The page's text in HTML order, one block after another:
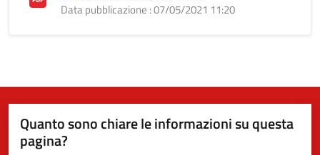
Data pubblicazione : 07/05/2021 11:20
Quanto sono chiare le informazioni su questa
pagina?